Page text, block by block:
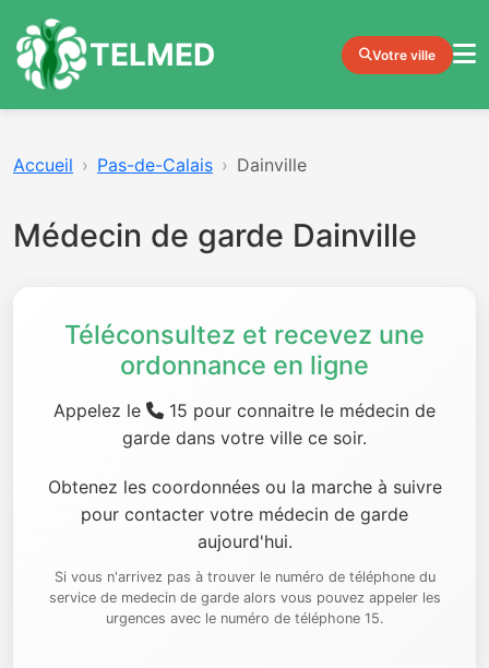
TELMED Votre ville
Accueil Pas-de-Calais Dainville
Médecin de garde Dainville
Téléconsultez et recevez une
ordonnance en ligne
Appelez le
15 pour connaitre le médecin de
garde dans votre ville ce soir.
Obtenez les coordonnées ou la marche à suivre
pour contacter votre médecin de garde
aujourd'hui.
Si vous n'arrivez pas à trouver le numéro de téléphone du
service de medecin de garde alors vous pouvez appeler les
urgences avec le numéro de téléphone 15.